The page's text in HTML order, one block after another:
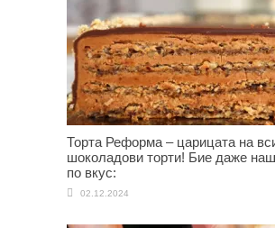
Торта Реформа – царицата на
шоколадови торти! Бие даже
по вкус:
02.12.2024